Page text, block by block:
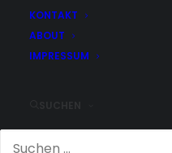
KONTAKT
ABOUT
IMPRESSUM